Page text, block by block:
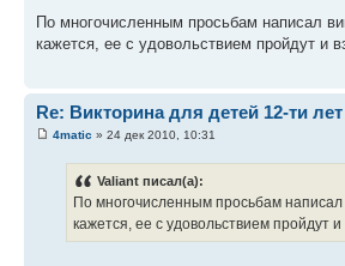
По многочисленным просьбам написал
кажется, ее с удовольствием пройдут и
Re: Викторина для детей 12-ти лет
4matic » 24 дек 2010, 10:31
Valiant писал(а):
По многочисленным просьбам
кажется, ее с удовольствием пройдут